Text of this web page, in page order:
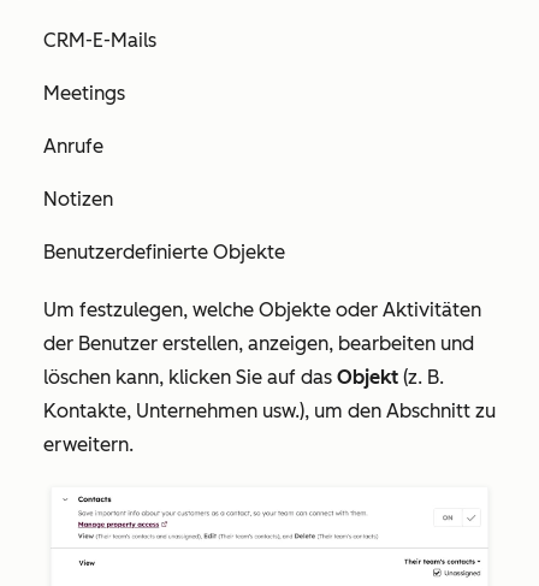
CRM-E-Mails
Meetings
Anrufe
Notizen
Benutzerdefinierte Objekte
Um festzulegen, welche Objekte oder Aktivitäten
der Benutzer erstellen, anzeigen, bearbeiten und
löschen kann, klicken Sie auf das Objekt (z. B.
Kontakte, Unternehmen usw.), um den Abschnitt zu
erweitern.